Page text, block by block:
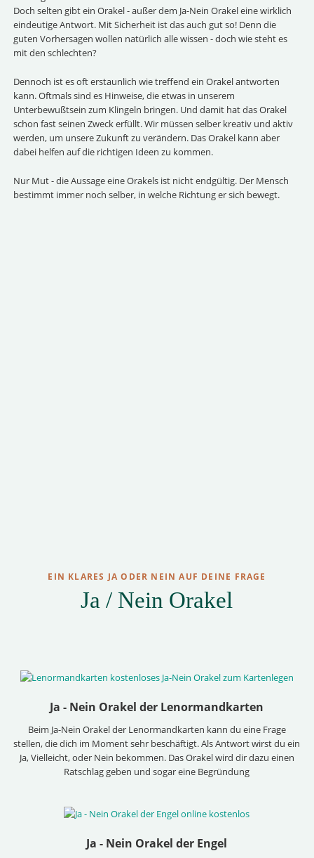
Doch selten gibt ein Orakel - außer dem Ja-Nein Orakel eine wirklich
eindeutige Antwort. Mit Sicherheit ist das auch gut so! Denn die
guten Vorhersagen wollen natürlich alle wissen - doch wie steht es
mit den schlechten?
Dennoch ist es oft erstaunlich wie treffend ein Orakel antworten
kann. Oftmals sind es Hinweise, die etwas in unserem
Unterbewußtsein zum Klingeln bringen. Und damit hat das Orakel
schon fast seinen Zweck erfüllt. Wir müssen selber kreativ und aktiv
werden, um unsere Zukunft zu verändern. Das Orakel kann aber
dabei helfen auf die richtigen Ideen zu kommen.
Nur Mut - die Aussage eine Orakels ist nicht endgültig. Der Mensch
bestimmt immer noch selber, in welche Richtung er sich bewegt.
EIN KLARES JA ODER NEIN AUF DEINE FRAGE
Ja / Nein Orakel
Ja - Nein Orakel der Lenormandkarten
Beim Ja-Nein Orakel der Lenormandkarten kann du eine Frage
stellen, die dich im Moment sehr beschäftigt. Als Antwort wirst du ein
Ja, Vielleicht, oder Nein bekommen. Das Orakel wird dir dazu einen
Ratschlag geben und sogar eine Begründung
Ja - Nein Orakel der Engel